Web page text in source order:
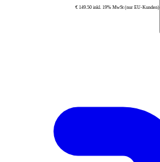
€ 149.50 inkl. 19% MwSt (nur EU-Kunden)